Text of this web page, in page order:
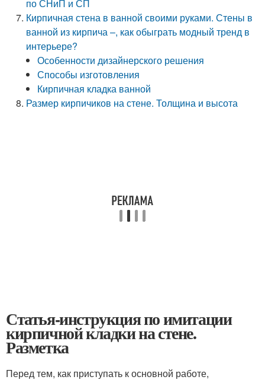
по СНиП и СП
Кирпичная стена в ванной своими руками. Стены в
ванной из кирпича –, как обыграть модный тренд в
интерьере?
Особенности дизайнерского решения
Способы изготовления
Кирпичная кладка ванной
Размер кирпичиков на стене. Толщина и высота
Статья-инструкция по имитации
кирпичной кладки на стене.
Разметка
Перед тем, как приступать к основной работе,